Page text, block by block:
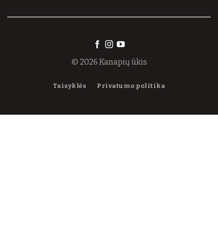
© 2026 Kanapių ūkis
Taisyklės Privatumo politika